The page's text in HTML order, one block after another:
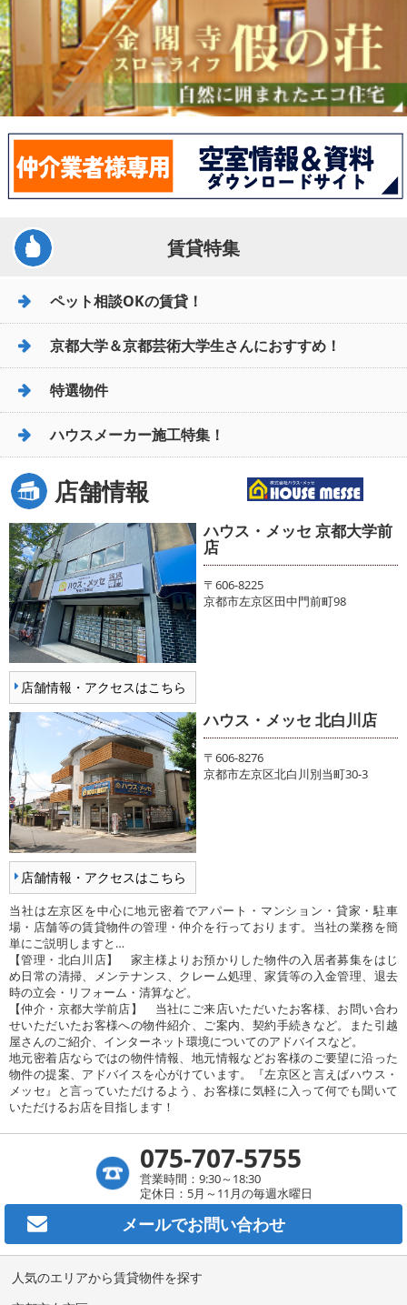
賃貸特集
ペット相談OKの賃貸！
京都大学＆京都芸術大学生さんにおすすめ！
特選物件
ハウスメーカー施工特集！
店舗情報
店舗情報・アクセスはこちら
ハウス・メッセ 京都大学前
店
〒606-8225
京都市左京区田中門前町98
店舗情報・アクセスはこちら
ハウス・メッセ 北白川店
〒606-8276
京都市左京区北白川別当町30-3
当社は左京区を中心に地元密着でアパート・マンション・貸家・駐車
場・店舗等の賃貸物件の管理・仲介を行っております。当社の業務を簡
単にご説明しますと…
【管理・北白川店】 家主様よりお預かりした物件の入居者募集をはじ
め日常の清掃、メンテナンス、クレーム処理、家賃等の入金管理、退去
時の立会・リフォーム・清算など。
【仲介・京都大学前店】 当社にご来店いただいたお客様、お問い合わ
せいただいたお客様への物件紹介、ご案内、契約手続きなど。また引越
屋さんのご紹介、インターネット環境についてのアドバイスなど。
地元密着店ならではの物件情報、地元情報などお客様のご要望に沿った
物件の提案、アドバイスを心がけています。『左京区と言えばハウス・
メッセ』と言っていただけるよう、お客様に気軽に入って何でも聞いて
いただけるお店を目指します！
075-707-5755
営業時間：9:30～18:30
定休日：5月～11月の毎週水曜日
メールでお問い合わせ
人気のエリアから賃貸物件を探す